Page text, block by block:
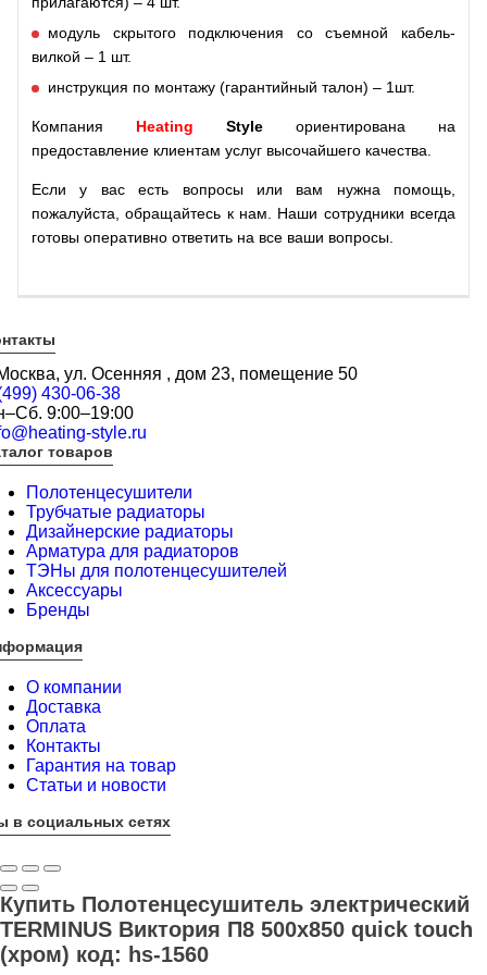
модуль скрытого подключения со съемной кабель-
вилкой – 1 шт.
инструкция по монтажу (гарантийный талон) – 1шт.
Компания Heating Style ориентирована на
предоставление клиентам услуг высочайшего качества.
Если у вас есть вопросы или вам нужна помощь,
пожалуйста, обращайтесь к нам. Наши сотрудники всегда
готовы оперативно ответить на все ваши вопросы.
ул. Осенняя , дом 23, помещение 50
430-06-38
9:00–19:00
style.ru
товаров
Полотенцесушители
Трубчатые радиаторы
Дизайнерские радиаторы
Арматура для радиаторов
ТЭНы для полотенцесушителей
Аксессуары
Бренды
О компании
Доставка
Оплата
Контакты
Гарантия на товар
Статьи и новости
в социальных сетях
Купить Полотенцесушитель электрический
TERMINUS Виктория П8 500х850 quick touch
(хром) код: hs-1560